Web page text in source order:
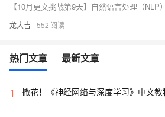
龙大吉 552
热门文章 最新文章
1
撒花！《神经网络与深度学习》中文